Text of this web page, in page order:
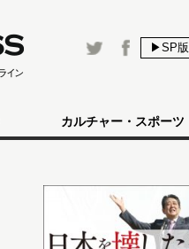
▶SP版
カルチャー・スポーツ